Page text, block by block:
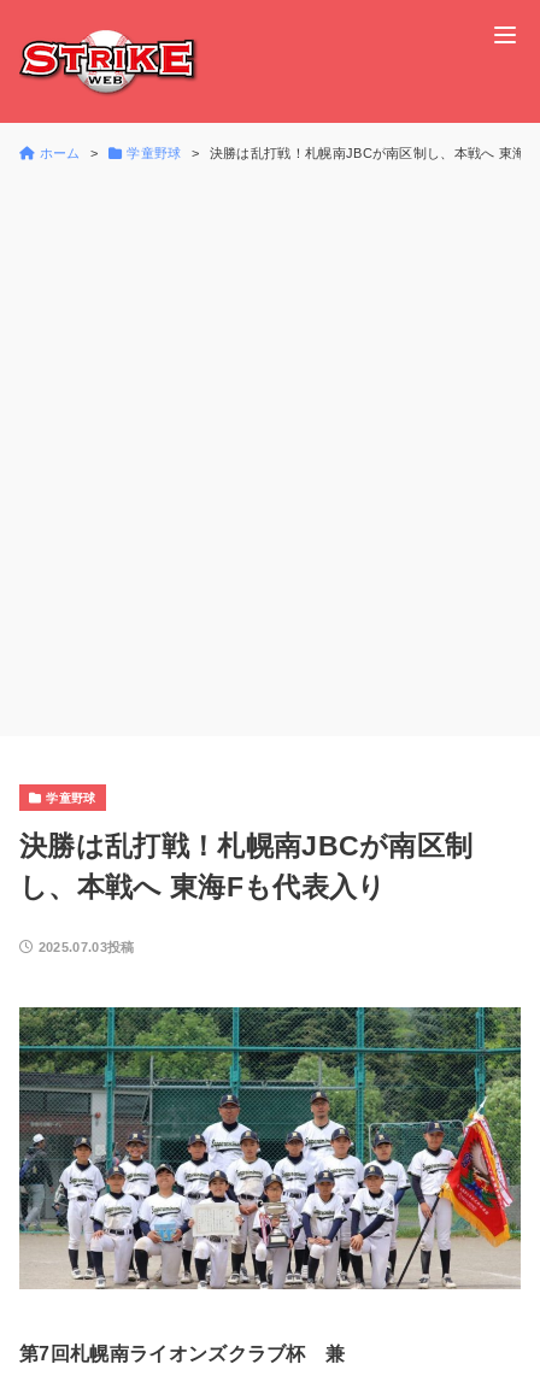
ホーム 学童野球 決勝は乱打戦！札幌南JBCが南区制し、本戦へ 東海F
学童野球
決勝は乱打戦！札幌南JBCが南区制
し、本戦へ 東海Fも代表入り
2025.07.03投稿
第7回札幌南ライオンズクラブ杯 兼